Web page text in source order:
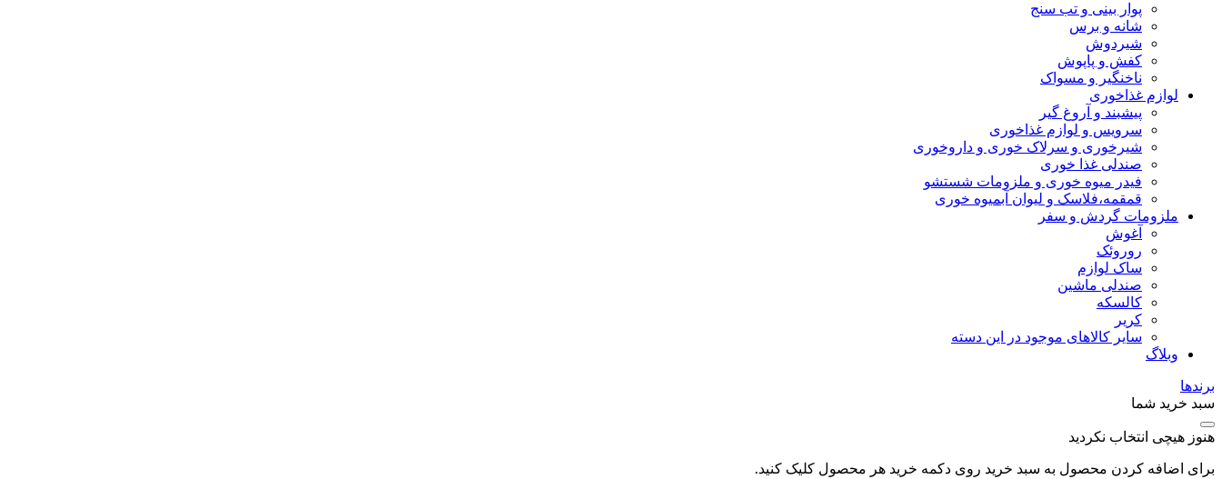
پوار بینی و تب سنج
شانه و برس
شیردوش
کفش و پاپوش
ناخنگیر و مسواک
لوازم غذاخوری
پیشبند و آروغ گیر
سرویس و لوازم غذاخوری
شیرخوری و سرلاک خوری و داروخوری
صندلی غذا خوری
فیدر میوه خوری و ملزومات شستشو
قمقمه،فلاسک و لیوان آبمیوه خوری
ملزومات گردش و سفر
آغوش
روروئک
ساک لوازم
صندلی ماشین
کالسکه
کریر
سایر کالاهای موجود در این دسته
وبلاگ
برندها
سبد خرید شما
هنوز هیچی انتخاب نکردید
برای اضافه کردن محصول به سبد خرید روی دکمه خرید هر محصول کلیک کنید.